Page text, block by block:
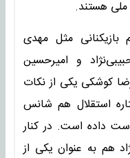
هستند.
مثل مهدی
و امیرحسین
کوشکی یکی از نکات
استقلال هم شانس
داده است. در کنار
هم به عنوان یکی از